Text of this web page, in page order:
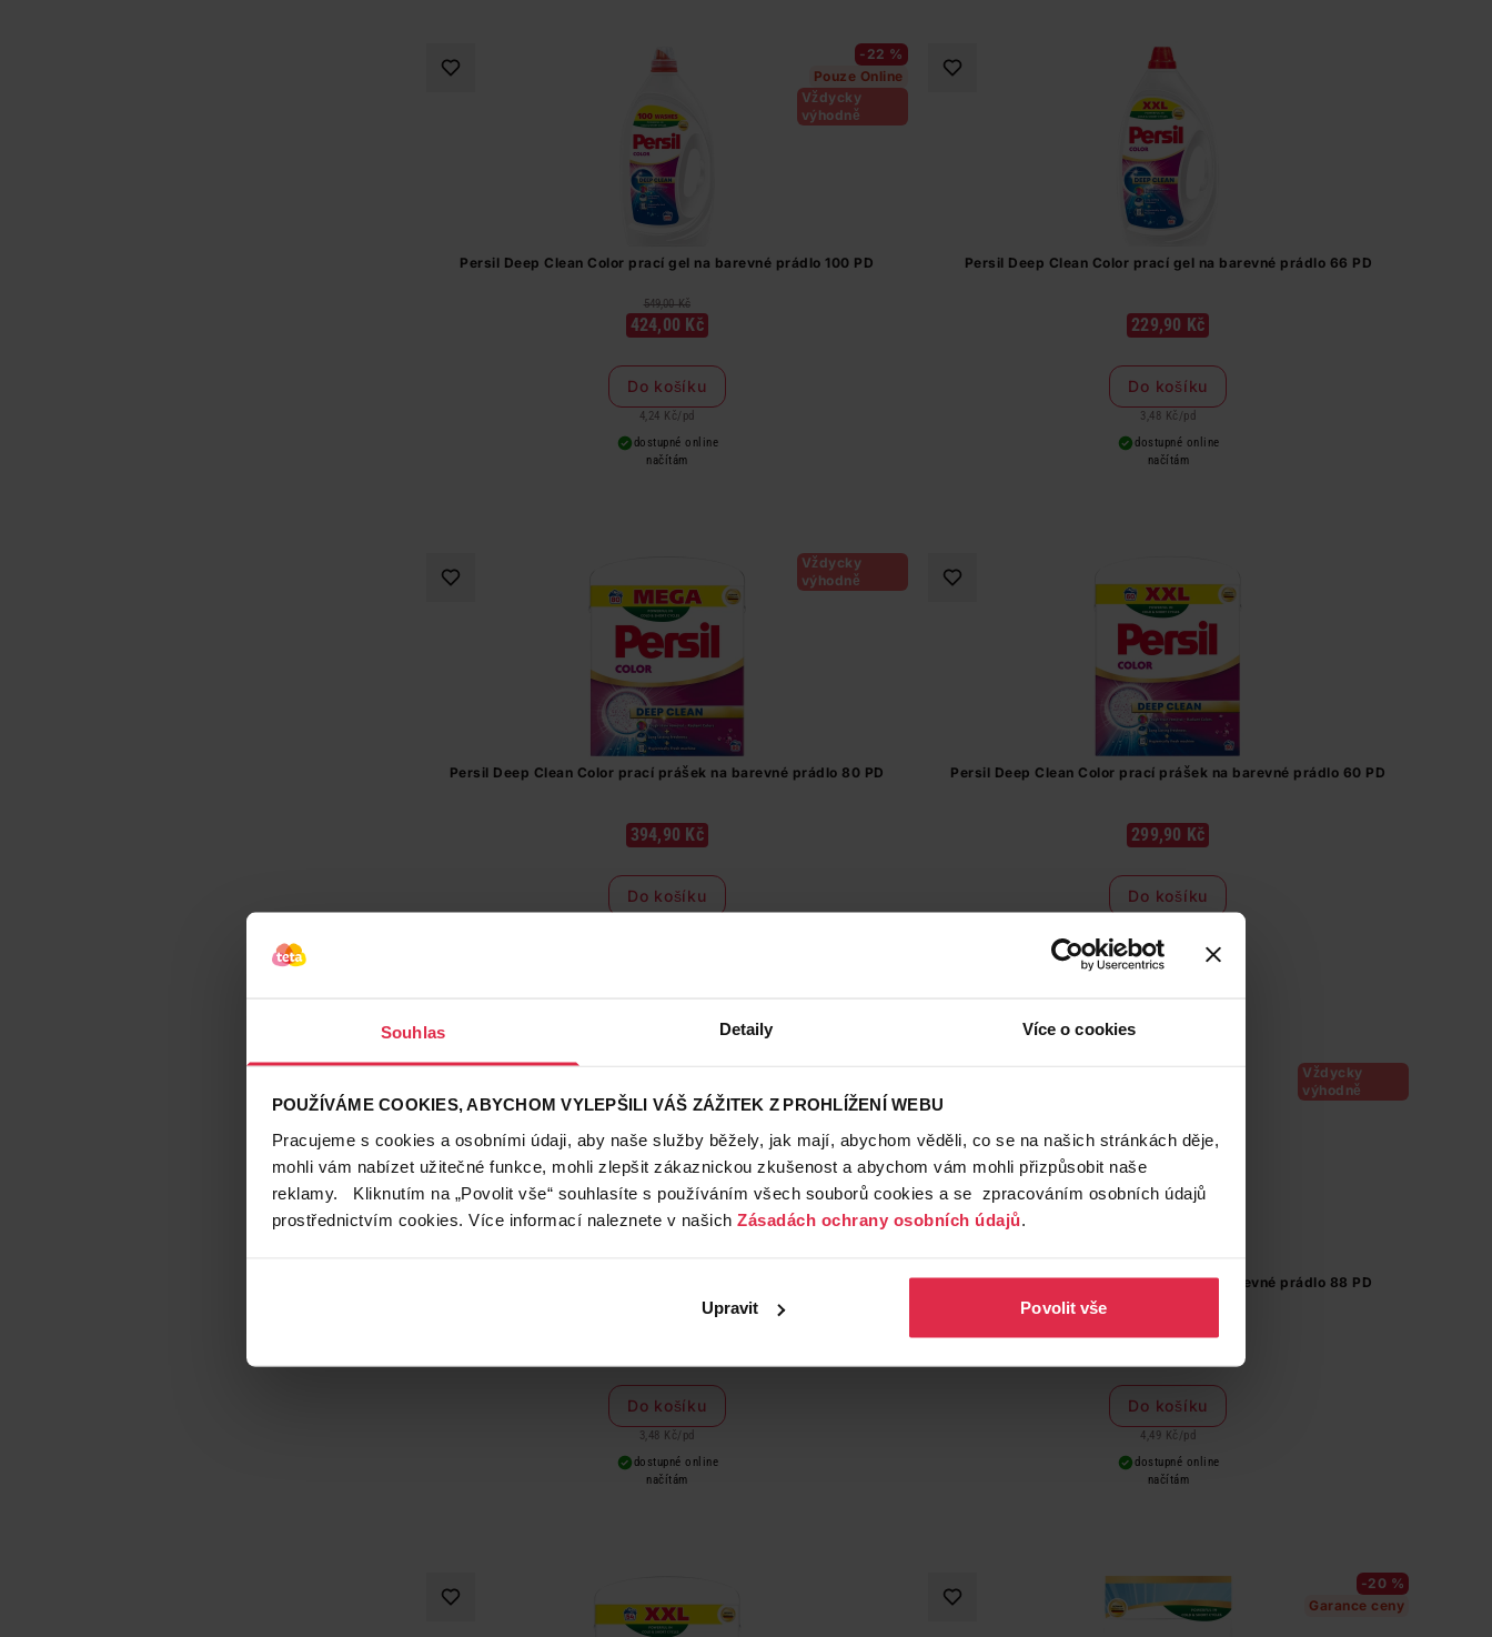
Souhlas Detaily Více o cookies
POUŽÍVÁME COOKIES, ABYCHOM VYLEPŠILI VÁŠ ZÁŽITEK Z PROHLÍŽENÍ WEBU
Pracujeme s cookies a osobními údaji, aby naše služby běžely, jak mají, abychom věděli, co se na našich stránkách děje,
mohli vám nabízet užitečné funkce, mohli zlepšit zákaznickou zkušenost a abychom vám mohli přizpůsobit naše
reklamy. Kliknutím na „Povolit vše“ souhlasíte s používáním všech souborů cookies a se zpracováním osobních údajů
prostřednictvím cookies. Více informací naleznete v našich Zásadách ochrany osobních údajů.
Upravit Povolit vše
-22 %
Pouze Online
Vždycky
výhodně
Persil Deep Clean Color prací gel na barevné prádlo 100 PD
549,00 Kč
424,00 Kč
Do košíku
4,24 Kč/ pd
dostupné online
načítám
Persil Deep Clean Color prací gel na barevné prádlo 66 PD
229,90 Kč
Do košíku
3,48 Kč /pd
dostupné online
načítám
Vždycky
výhodně
Persil Deep Clean Color prací prášek na barevné prádlo 80 PD
394,90 Kč
Do košíku
Persil Deep Clean Color prací prášek na barevné prádlo 60 PD
299,90 Kč
Do košíku
dostupné online
načítám
Do košíku
3,48 Kč/ pd
dostupné online
načítám
Vždycky
výhodně
Persil Deep Clean Color prací gel na barevné prádlo 88 PD
394,90 Kč
Do košíku
4,49 Kč /pd
dostupné online
načítám
-20 %
Garance ceny